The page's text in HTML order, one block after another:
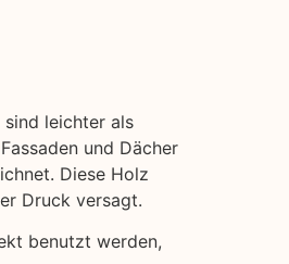
leichter als
und Dächer
Diese Holz
Druck versagt.
benutzt werden,